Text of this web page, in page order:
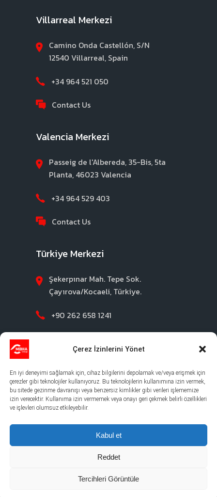
Çerez İzinlerini Yönet
En iyi deneyimi sağlamak için, cihaz bilgilerini depolamak ve/veya erişmek için
çerezler gibi teknolojiler kullanıyoruz. Bu teknolojilerin kullanımına izin vermek,
bu sitede gezinme davranışı veya benzersiz kimlikler gibi verileri işlememize
izin verecektir. Kullanıma izin vermemek veya onayı geri çekmek belirli özellikleri
ve işlevleri olumsuz etkileyebilir.
Kabul et
Reddet
Tercihleri Görüntüle
Villarreal Merkezi
Camino Onda Castellón, S/N
12540 Villarreal, Spain
+34 964 521 050
Contact Us
Valencia Merkezi
Passeig de l'Albereda, 35-Bis, 5ta
Planta, 46023 Valencia
+34 964 529 403
Contact Us
Türkiye Merkezi
Şekerpınar Mah. Tepe Sok.
Çayırova/Kocaeli, Türkiye.
+90 262 658 1241
©2026 MBHA |Gizlilik Politikası|Yasal Uyari|
Çerez Politikası